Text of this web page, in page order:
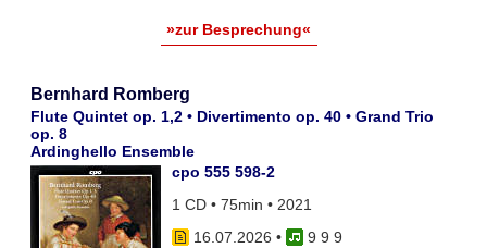
»zur Besprechung«
Bernhard Romberg
Flute Quintet op. 1,2 • Divertimento op. 40 • Grand Trio
op. 8
Ardinghello Ensemble
cpo 555 598-2
1 CD • 75min • 2021
16.07.2026 •
9 9 9